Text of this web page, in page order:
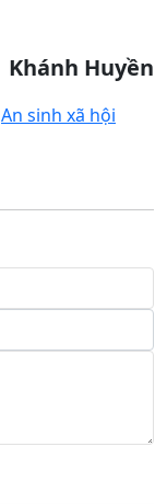
Khánh Huyền
An sinh xã hội